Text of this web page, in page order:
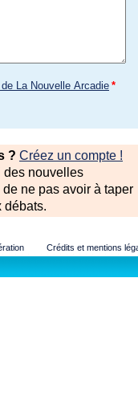
La Nouvelle Arcadie *
? Créez un compte !
des nouvelles
ne pas avoir à taper
débats.
Crédits et mentions